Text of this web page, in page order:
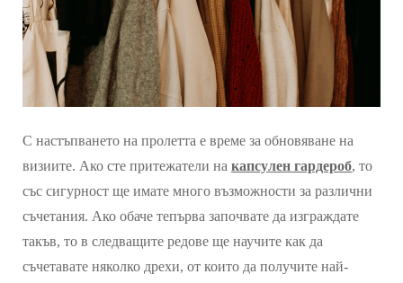
С настъпването на пролетта е време за обновяване на
визиите. Ако сте притежатели на капсулен гардероб, то
със сигурност ще имате много възможности за различни
съчетания. Ако обаче тепърва започвате да изграждате
такъв, то в следващите редове ще научите как да
съчетавате няколко дрехи, от които да получите най-